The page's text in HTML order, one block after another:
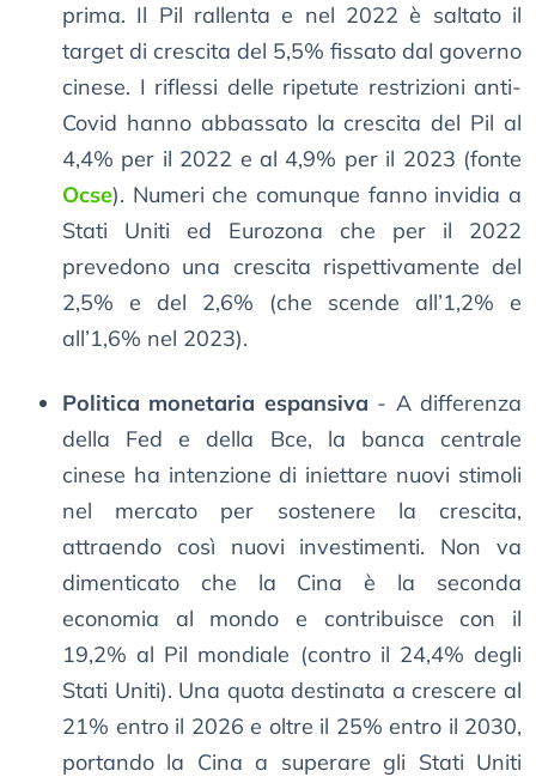
prima. Il Pil rallenta e nel 2022 è saltato il
target di crescita del 5,5% fissato dal governo
cinese. I riflessi delle ripetute restrizioni anti-
Covid hanno abbassato la crescita del Pil al
4,4% per il 2022 e al 4,9% per il 2023 (fonte
Ocse). Numeri che comunque fanno invidia a
Stati Uniti ed Eurozona che per il 2022
prevedono una crescita rispettivamente del
2,5% e del 2,6% (che scende all’1,2% e
all’1,6% nel 2023).
Politica monetaria espansiva - A differenza
della Fed e della Bce, la banca centrale
cinese ha intenzione di iniettare nuovi stimoli
nel mercato per sostenere la crescita,
attraendo così nuovi investimenti. Non va
dimenticato che la Cina è la seconda
economia al mondo e contribuisce con il
19,2% al Pil mondiale (contro il 24,4% degli
Stati Uniti). Una quota destinata a crescere al
21% entro il 2026 e oltre il 25% entro il 2030,
portando la Cina a superare gli Stati Uniti